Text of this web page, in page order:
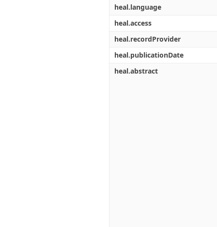
heal.language
heal.access
heal.recordProvider
heal.publicationDate
heal.abstract